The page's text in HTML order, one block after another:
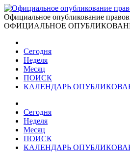
Официальное опубликование
ОФИЦИАЛЬНОЕ
Сегодня
Неделя
Месяц
ПОИСК
КАЛЕНДАРЬ
Сегодня
Неделя
Месяц
ПОИСК
КАЛЕНДАРЬ